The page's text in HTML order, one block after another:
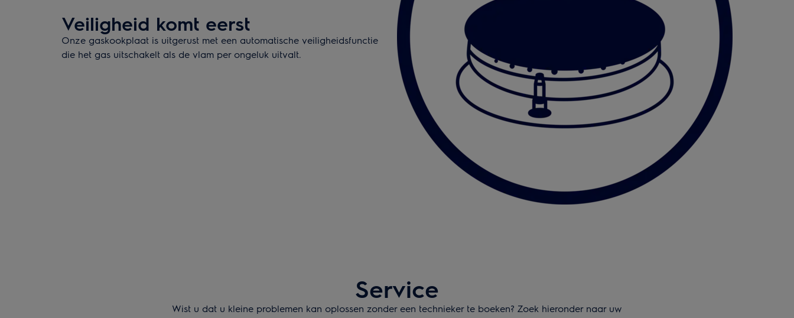
Veiligheid komt eerst
Onze gaskookplaat is uitgerust met een automatische veiligheidsfunctie
die het gas uitschakelt als de vlam per ongeluk uitvalt.
Service
Wist u dat u kleine problemen kan oplossen zonder een technieker te boeken? Zoek hieronder naar uw